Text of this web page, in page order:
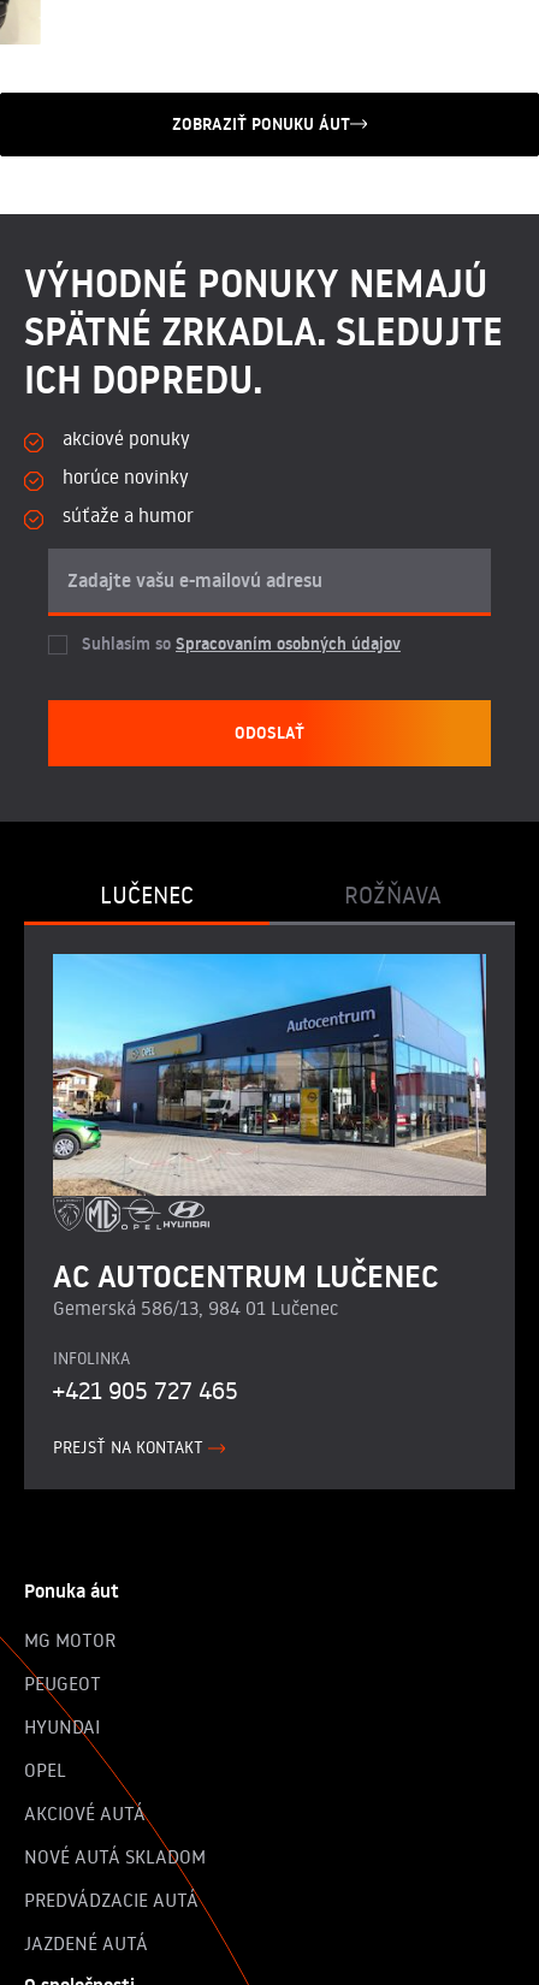
ZOBRAZIŤ PONUKU ÁUT
VÝHODNÉ PONUKY NEMAJÚ
SPÄTNÉ ZRKADLA. SLEDUJTE
ICH DOPREDU.
akciové ponuky
horúce novinky
súťaže a humor
Suhlasím so Spracovaním osobných údajov
ODOSLAŤ
LUČENEC ROŽŇAVA
AC AUTOCENTRUM LUČENEC
Gemerská 586/13, 984 01 Lučenec
INFOLINKA
+421 905 727 465
PREJSŤ NA KONTAKT
Ponuka áut
MG MOTOR
PEUGEOT
HYUNDAI
OPEL
AKCIOVÉ AUTÁ
NOVÉ AUTÁ SKLADOM
PREDVÁDZACIE AUTÁ
JAZDENÉ AUTÁ